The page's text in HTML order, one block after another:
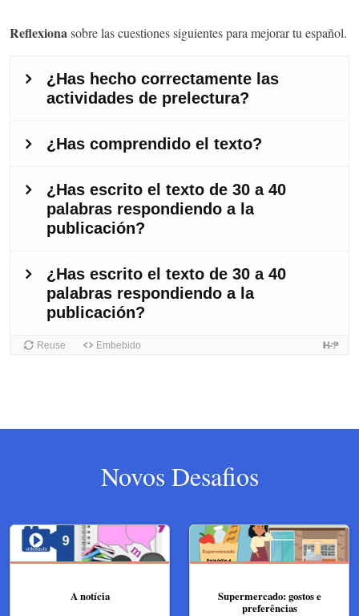
Reflexionasobre las cuestiones siguientes para mejorar tu español.
Novos Desafios
A notícia
Supermercado: gostos e
preferências